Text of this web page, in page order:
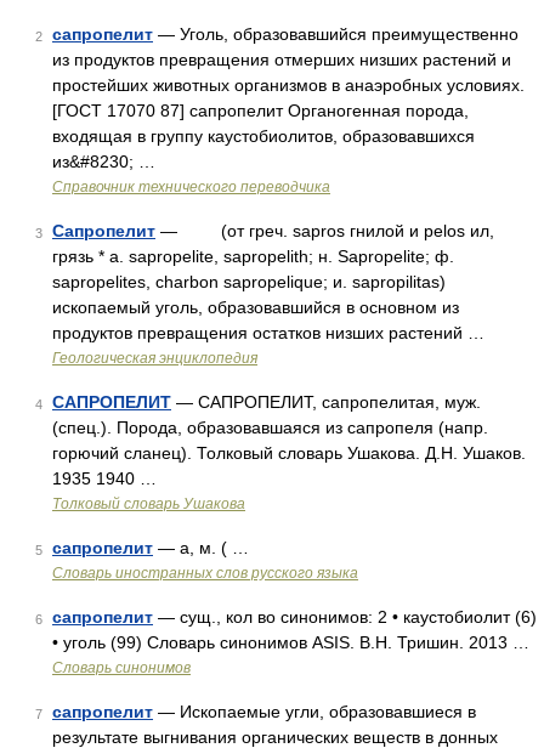
2 сапропелит — Уголь, образовавшийся преимущественно
из продуктов превращения отмерших низших растений и
простейших животных организмов в анаэробных условиях.
[ГОСТ 17070 87] сапропелит Органогенная порода,
входящая в группу каустобиолитов, образовавшихся
из&#8230; …
Справочник технического переводчика
3 Сапропелит — (от греч. sapros гнилой и pelos ил,
грязь * a. sapropelite, sapropelith; н. Sapropelite; ф.
sapropelites, charbon sapropelique; и. sapropilitas)
ископаемый уголь, образовавшийся в основном из
продуктов превращения остатков низших растений …
Геологическая энциклопедия
4 САПРОПЕЛИТ — САПРОПЕЛИТ, сапропелитая, муж.
(спец.). Порода, образовавшаяся из сапропеля (напр.
горючий сланец). Толковый словарь Ушакова. Д.Н. Ушаков.
1935 1940 …
Толковый словарь Ушакова
5 сапропелит — а, м. ( …
Словарь иностранных слов русского языка
6 сапропелит — сущ., кол во синонимов: 2 • каустобиолит (6)
• уголь (99) Словарь синонимов ASIS. В.Н. Тришин. 2013 …
Словарь синонимов
7 сапропелит — Ископаемые угли, образовавшиеся в
результате выгнивания органических веществ в донных